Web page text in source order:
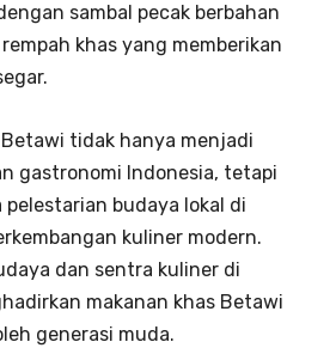
sambal pecak berbahan
khas yang memberikan
tidak hanya menjadi
gastronomi Indonesia, tetapi
budaya lokal di
kuliner modern.
dan sentra kuliner di
makanan khas Betawi
generasi muda.